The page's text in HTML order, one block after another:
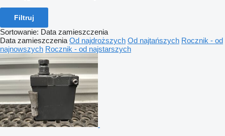
Filtruj
Sortowanie: Data zamieszczenia
Data zamieszczenia Od najdroższych Od najtańszych Rocznik - od
najnowszych Rocznik - od najstarszych